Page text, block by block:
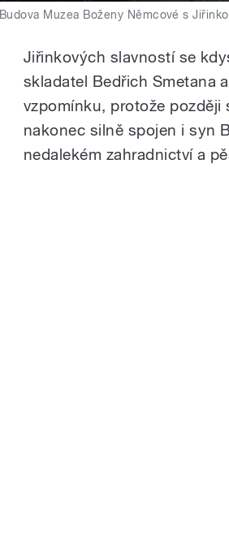
Budova Muzea Boženy Němcové s
Jiřinkových slavností se
skladatel Bedřich Smetana
vzpomínku, protože později
nakonec silně spojen i syn
nedalekém zahradnictví a